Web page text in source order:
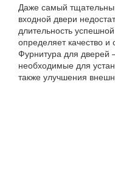
Даже самый
входной двери
длительность
определяет качество
Фурнитура для дверей
необходимые для
также улучшения